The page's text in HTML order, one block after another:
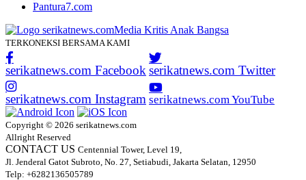
Pantura7.com
TERKONEKSI BERSAMA KAMI
serikatnews.com Facebook serikatnews.com Twitter
serikatnews.com Instagram serikatnews.com YouTube
Copyright © 2026 serikatnews.com
Allright Reserved
CONTACT US Centennial Tower, Level 19,
Jl. Jenderal Gatot Subroto, No. 27, Setiabudi, Jakarta Selatan, 12950
Telp: +6282136505789